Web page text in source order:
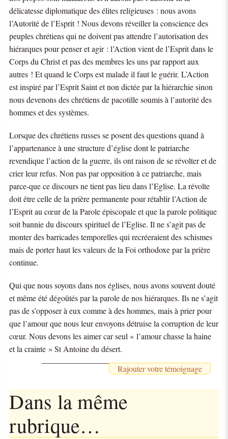
délicatesse diplomatique des élites religieuses : nous avons
l’Autorité de l’Esprit ! Nous devons réveiller la conscience des
peuples chrétiens qui ne doivent pas attendre l’autorisation des
hiérarques pour penser et agir : l’Action vient de l’Esprit dans le
Corps du Christ et pas des membres les uns par rapport aux
autres ! Et quand le Corps est malade il faut le guérir. L’Action
est inspiré par l’Esprit Saint et non dictée par la hiérarchie sinon
nous devenons des chrétiens de pacotille soumis à l’autorité des
hommes et des systèmes.
Lorsque des chrétiens russes se posent des questions quand à
l’appartenance à une structure d’église dont le patriarche
revendique l’action de la guerre, ils ont raison de se révolter et de
crier leur refus. Non pas par opposition à ce patriarche, mais
parce-que ce discours ne tient pas lieu dans l’Eglise. La révolte
doit être celle de la prière permanente pour rétablir l’Action de
l’Esprit au cœur de la Parole épiscopale et que la parole politique
soit bannie du discours spirituel de l’Eglise. Il ne s’agit pas de
monter des barricades temporelles qui recréeraient des schismes
mais de porter haut les valeurs de la Foi orthodoxe par la prière
continue.
Qui que nous soyons dans nos églises, nous avons souvent douté
et même été dégoûtés par la parole de nos hiérarques. Ils ne s’agit
pas de s’opposer à eux comme à des hommes, mais à prier pour
que l’amour que nous leur envoyons détruise la corruption de leur
cœur. Nous devons les aimer car seul « l’amour chasse la haine
et la crainte » St Antoine du désert.
Rajouter votre témoignage
Dans la même
rubrique…